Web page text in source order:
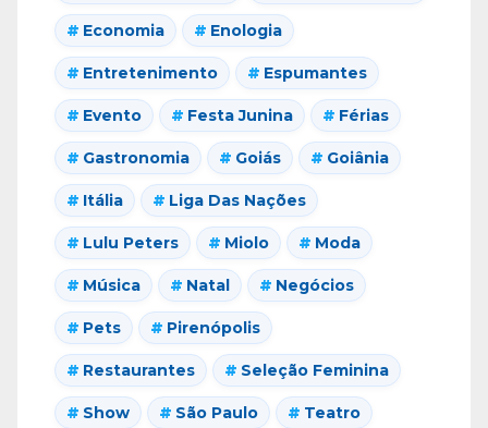
Economia Enologia
Entretenimento Espumantes
Evento Festa Junina Férias
Gastronomia Goiás Goiânia
Itália Liga Das Nações
Lulu Peters Miolo Moda
Música Natal Negócios
Pets Pirenópolis
Restaurantes Seleção Feminina
Show São Paulo Teatro